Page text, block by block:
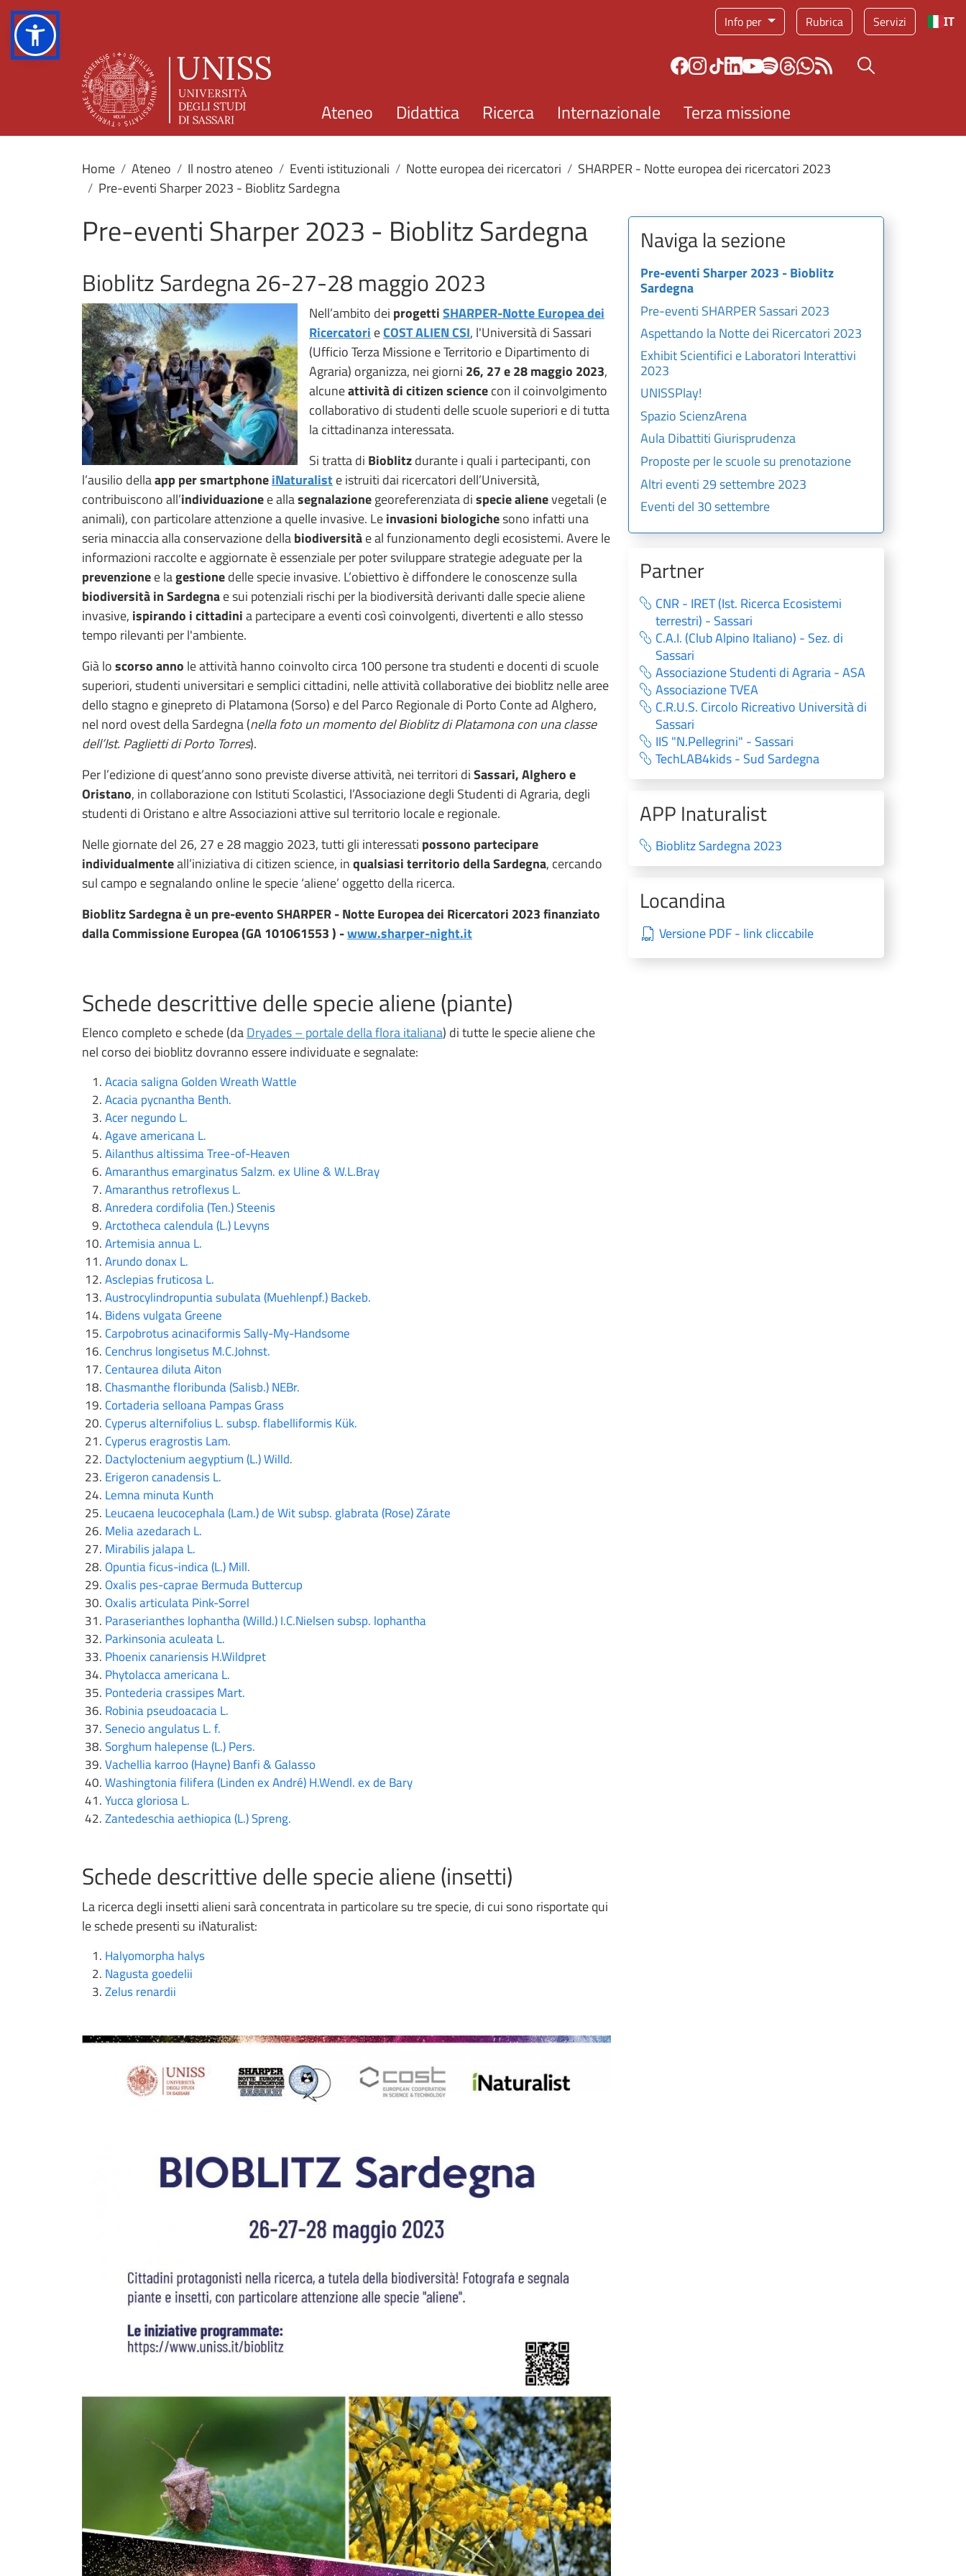
Info per Rubrica Servizi IT
Bottone cerca
Ateneo Didattica Ricerca Internazionale Terza missione
Home Ateneo Il nostro ateneo Eventi istituzionali Notte europea dei ricercatori
SHARPER - Notte europea dei ricercatori 2023
Pre-eventi Sharper 2023 - Bioblitz Sardegna
Pre-eventi Sharper 2023 - Bioblitz Sardegna
Bioblitz Sardegna 26-27-28 maggio 2023
Nell’ambito dei progettiSHARPER-Notte Europea dei
Ricercatori eCOST ALIEN CSI, l'Università di Sassari
(Ufficio Terza Missione e Territorio e Dipartimento di
Agraria) organizza, nei giorni 26, 27 e 28 maggio 2023,
alcuneattività di citizen sciencecon il coinvolgimento
collaborativo di studenti delle scuole superiori e di tutta
la cittadinanza interessata.
Si tratta di Bioblitzdurante i quali i partecipanti, con
l’ausilio dellaapp per smartphoneiNaturaliste istruiti dai ricercatori dell’Università,
contribuiscono all’individuazionee allasegnalazionegeoreferenziata dispecie alienevegetali (e
animali), con particolare attenzione a quelle invasive. Leinvasioni biologichesono infatti una
seria minaccia alla conservazione dellabiodiversitàe al funzionamento degli ecosistemi. Avere le
informazioni raccolte e aggiornate è essenziale per poter sviluppare strategie adeguate per la
prevenzionee lagestionedelle specie invasive. L’obiettivo è diffondere le conoscenze sulla
biodiversità in Sardegnae sui potenziali rischi per la biodiversità derivanti dalle specie aliene
invasive, ispirando i cittadinia partecipare a eventi così coinvolgenti, divertenti e allo stesso
tempo rilevanti per l'ambiente.
Già loscorso anno le attività hanno coinvolto circa 100 persone tra studenti e docenti di scuole
superiori, studenti universitari e semplici cittadini, nelle attività collaborative dei bioblitz nelle aree
dello stagno e ginepreto di Platamona (Sorso) e del Parco Regionale di Porto Conte ad Alghero,
nel nord ovest della Sardegna (nella foto un momento del Bioblitz di Platamona con una classe
dell’Ist. Paglietti di Porto Torres).
Per l’edizione di quest’anno sono previste diverse attività, nei territori diSassari, Alghero e
Oristano, in collaborazione con Istituti Scolastici, l’Associazione degli Studenti di Agraria, degli
studenti di Oristano e altre Associazioni attive sul territorio locale e regionale.
Nelle giornate del 26, 27 e 28 maggio 2023, tutti gli interessati possono partecipare
individualmenteall’iniziativa di citizen science, inqualsiasi territorio della Sardegna, cercando
sul campo e segnalando online le specie ‘aliene’ oggetto della ricerca.
Bioblitz Sardegna è un pre-evento SHARPER - Notte Europea dei Ricercatori 2023 finanziato
dalla Commissione Europea (GA 101061553 ) -www.sharper-night.it
Schede descrittive delle specie aliene (piante)
Elenco completo e schede (daDryades – portale della flora italiana) di tutte le specie aliene che
nel corso dei bioblitz dovranno essere individuate e segnalate:
Acacia saligna Golden Wreath Wattle
Acacia pycnantha Benth.
Acer negundo L.
Agave americana L.
Ailanthus altissima Tree-of-Heaven
Amaranthus emarginatus Salzm. ex Uline & W.L.Bray
Amaranthus retroflexus L.
Anredera cordifolia (Ten.) Steenis
Arctotheca calendula (L.) Levyns
Artemisia annua L.
Arundo donax L.
Asclepias fruticosa L.
Austrocylindropuntia subulata (Muehlenpf.) Backeb.
Bidens vulgata Greene
Carpobrotus acinaciformis Sally-My-Handsome
Cenchrus longisetus M.C.Johnst.
Centaurea diluta Aiton
Chasmanthe floribunda (Salisb.) NEBr.
Cortaderia selloana Pampas Grass
Cyperus alternifolius L. subsp. flabelliformis Kük.
Cyperus eragrostis Lam.
Dactyloctenium aegyptium (L.) Willd.
Erigeron canadensis L.
Lemna minuta Kunth
Leucaena leucocephala (Lam.) de Wit subsp. glabrata (Rose) Zárate
Melia azedarach L.
Mirabilis jalapa L.
Opuntia ficus-indica (L.) Mill.
Oxalis pes-caprae Bermuda Buttercup
Oxalis articulata Pink-Sorrel
Paraserianthes lophantha (Willd.) I.C.Nielsen subsp. lophantha
Parkinsonia aculeata L.
Phoenix canariensis H.Wildpret
Phytolacca americana L.
Pontederia crassipes Mart.
Robinia pseudoacacia L.
Senecio angulatus L. f.
Sorghum halepense (L.) Pers.
Vachellia karroo (Hayne) Banfi & Galasso
Washingtonia filifera (Linden ex André) H.Wendl. ex de Bary
Yucca gloriosa L.
Zantedeschia aethiopica (L.) Spreng.
Schede descrittive delle specie aliene (insetti)
La ricerca degli insetti alieni sarà concentrata in particolare su tre specie, di cui sono risportate qui
le schede presenti su iNaturalist:
Halyomorpha halys
Nagusta goedelii
Zelus renardii
Naviga la sezione
Pre-eventi Sharper 2023 - Bioblitz
Sardegna
Pre-eventi SHARPER Sassari 2023
Aspettando la Notte dei Ricercatori 2023
Exhibit Scientifici e Laboratori Interattivi
2023
UNISSPlay!
Spazio ScienzArena
Aula Dibattiti Giurisprudenza
Proposte per le scuole su prenotazione
Altri eventi 29 settembre 2023
Eventi del 30 settembre
Partner
CNR - IRET (Ist. Ricerca Ecosistemi
terrestri) - Sassari
C.A.I. (Club Alpino Italiano) - Sez. di
Sassari
Associazione Studenti di Agraria - ASA
Associazione TVEA
C.R.U.S. Circolo Ricreativo Università di
Sassari
IIS "N.Pellegrini" - Sassari
TechLAB4kids - Sud Sardegna
APP Inaturalist
Bioblitz Sardegna 2023
Locandina
Versione PDF - link cliccabile